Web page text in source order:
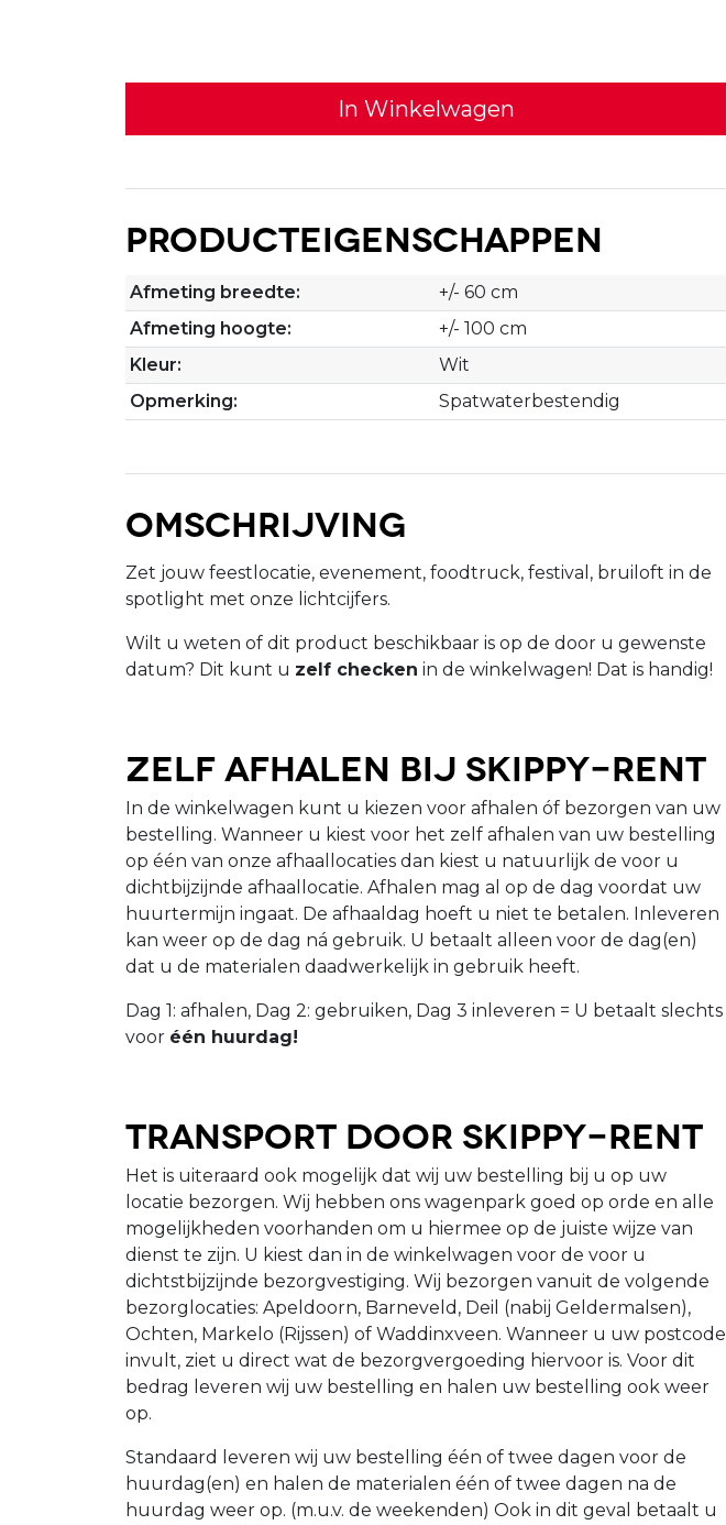
In Winkelwagen
Producteigenschappen
Afmeting breedte:
+/- 60 cm
Afmeting hoogte:
+/- 100 cm
Kleur:
Wit
Opmerking:
Spatwaterbestendig
Omschrijving
Zet jouw feestlocatie, evenement, foodtruck, festival, bruiloft in de
spotlight met onze lichtcijfers.
Wilt u weten of dit product beschikbaar is op de door u gewenste
datum? Dit kunt u zelf checken in de winkelwagen! Dat is handig!
Zelf afhalen bij Skippy-Rent
In de winkelwagen kunt u kiezen voor afhalen óf bezorgen van uw
bestelling. Wanneer u kiest voor het zelf afhalen van uw bestelling
op één van onze afhaallocaties dan kiest u natuurlijk de voor u
dichtbijzijnde afhaallocatie. Afhalen mag al op de dag voordat uw
huurtermijn ingaat. De afhaaldag hoeft u niet te betalen. Inleveren
kan weer op de dag ná gebruik. U betaalt alleen voor de dag(en)
dat u de materialen daadwerkelijk in gebruik heeft.
Dag 1: afhalen, Dag 2: gebruiken, Dag 3 inleveren = U betaalt slechts
voor één huurdag!
Transport door Skippy-Rent
Het is uiteraard ook mogelijk dat wij uw bestelling bij u op uw
locatie bezorgen. Wij hebben ons wagenpark goed op orde en alle
mogelijkheden voorhanden om u hiermee op de juiste wijze van
dienst te zijn. U kiest dan in de winkelwagen voor de voor u
dichtstbijzijnde bezorgvestiging. Wij bezorgen vanuit de volgende
bezorglocaties: Apeldoorn, Barneveld, Deil (nabij Geldermalsen),
Ochten, Markelo (Rijssen) of Waddinxveen. Wanneer u uw postcode
invult, ziet u direct wat de bezorgvergoeding hiervoor is. Voor dit
bedrag leveren wij uw bestelling en halen uw bestelling ook weer
op.
Standaard leveren wij uw bestelling één of twee dagen voor de
huurdag(en) en halen de materialen één of twee dagen na de
huurdag weer op. (m.u.v. de weekenden) Ook in dit geval betaalt u